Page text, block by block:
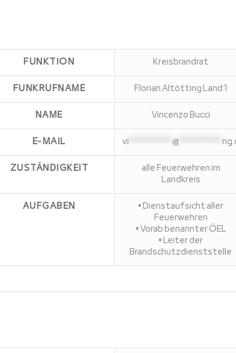
FUNKTION Kreisbrandrat
FUNKRUFNAME Florian Altötting Land 1
NAME Vincenzo Bucci
E-MAIL vi ************@ ************
ZUSTÄNDIGKEIT
alle Feuerwehren im
Landkreis
AUFGABEN
• Dienstaufsicht aller
Feuerwehren
• Vorab benannter ÖEL
• Leiter der
Brandschutzdienststelle